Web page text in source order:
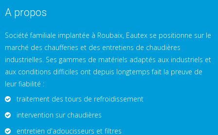
A propos
Société familiale implantée à Roubaix, Eautex se positionne sur le
marché des chaufferies et des entretiens de chaudières
industrielles. Ses gammes de matériels adaptés aux industriels et
aux conditions difficiles ont depuis longtemps fait la preuve de
leur fiabilité :
traitement des tours de refroidissement
intervention sur chaudières
entretien d'adoucisseurs et filtres